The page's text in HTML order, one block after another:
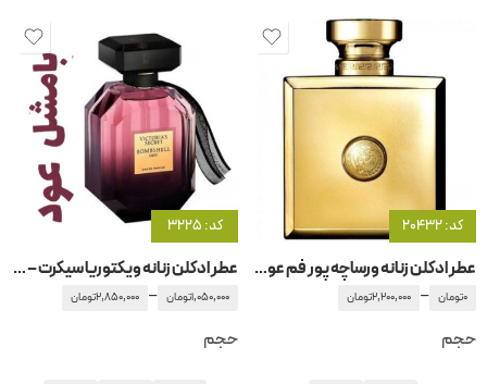
کد: 20432
عطر ادکلن زنانه ورساچه پور فم عود اورینتال
0تومان –
2,200,000تومان
حجم
کد: 3225
عطر ادکلن زنانه ویکتوریا سیکرت – سکرت بامشه – بامشل عود
1,050,000تومان –
2,850,000تومان
حجم